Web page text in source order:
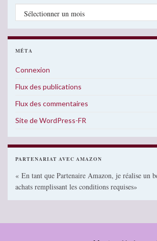
Archives
MÉTA
Connexion
Flux des publications
Flux des commentaires
Site de WordPress-FR
PARTENARIAT AVEC AMAZON
« En tant que Partenaire Amazon, je réalise un
achats remplissant les conditions requises»